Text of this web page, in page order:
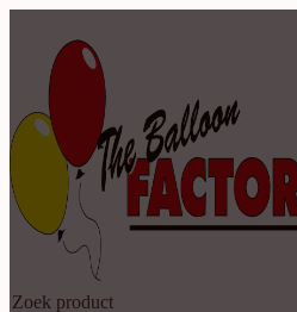
Zoeken